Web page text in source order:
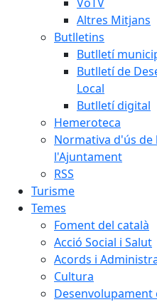
Altres Mitjans
Butlletins
Butlletí
Butlletí de
Local
Butlletí digital
Hemeroteca
Normativa d'ús de
l'Ajuntament
RSS
Turisme
Temes
Foment del català
Acció Social i Salut
Acords i
Cultura